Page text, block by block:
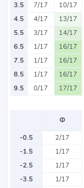
3.5
7/17
10/17
4.5
4/17
13/17
5.5
3/17
14/17
6.5
1/17
16/17
7.5
1/17
16/17
8.5
1/17
16/17
9.5
0/17 17/17
Ф
-0.5
2/17
-1.5
1/17
-2.5
1/17
-3.5
1/17